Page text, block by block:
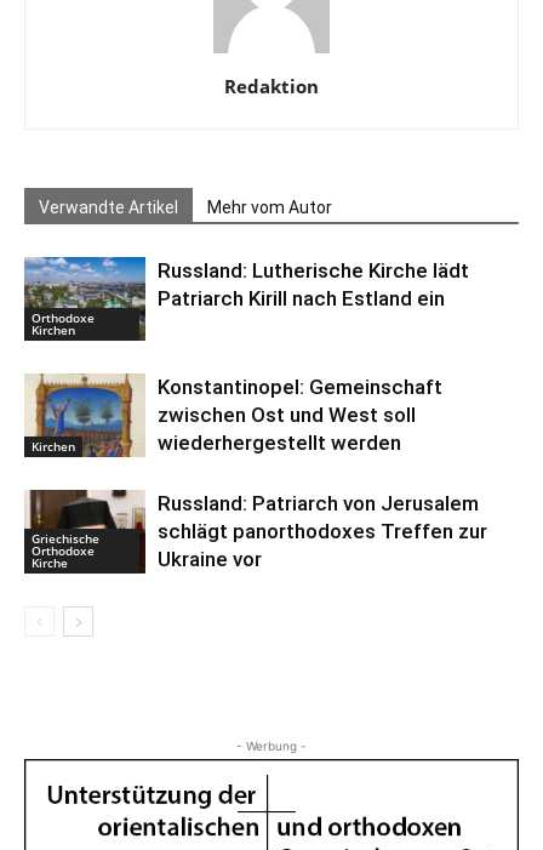
Redaktion
Verwandte Artikel Mehr vom Autor
Orthodoxe
Kirchen
Russland: Lutherische Kirche lädt
Patriarch Kirill nach Estland ein
Kirchen
Konstantinopel: Gemeinschaft
zwischen Ost und West soll
wiederhergestellt werden
Griechische
Orthodoxe
Kirche
Russland: Patriarch von Jerusalem
schlägt panorthodoxes Treffen zur
Ukraine vor
- Werbung -